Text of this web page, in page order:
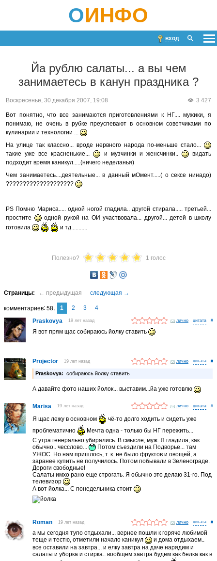
ОИНФО
вход
Йа рублю салаты... а вы чем
занимаетесь в канун праздника ?
3 427
Воскресенье, 30 декабря 2007, 19:08
Вот понятно, что все занимаются приготовлениями к НГ.... мужики, я
понимаю, не очень в рубке преуспевают в основном советчиками по
кулинарии и технологии ...
На улице так классно... вроде нервного народа по-меньше стало...
такие уже все красненькие...
и музчинки и женсчинки..
видать
подходит время каникул.....(ничего неделанья)
Чем занимаетесь....деятельные... в данный мОмент.....( о сексе нинадо)
????????????????????
PS Помню Мариса..... одной ногой гладила.. другой стирала..... третьей...
простите
одной рукой на ОИ участвовала... другой... детей в школу
готовила
и тд...........
Полезно? 1 голос
комментариев 58 1 2 3
4
Praskovya
19 лет назад лично #
Я вот прям щас собираюсь йолку ставить
Projector 19 лет назад лично #
Praskovya: собираюсь йолку ставить
А давайте фото наших йолок... выставим...йа уже готовлю
Marisa 19 лет назад лично #
Я щас лежу в основном
чё-то долго ходить и сидеть уже
проблематично
Мечта одна - только бы НГ пережить...
С утра генерально убирались. В смысле, муж. Я гладила, как
обычно.. чесслово...
Потом съездили на Подворье... там
УЖОС. Но нам пришлось, т. к. не было фруктов и овощей, а
заранее купить не получилось. Потом побывали в Зеленограде.
Дороги свободные!
Салаты имхо рано еще строгать. Я обычно это делаю 31-го. Под
телевизор
А вот йолка... С понедельника стоит
Roman 19 лет назад лично #
а мы сегодня тупо отдыхали... вернее пошли к горяче любимой
теще и тестю, отметили начало каникул
и дома отдыхаем..
все оставили на завтра... и елку завтра на даче нарядим и
салаты и уборка и стирка.. вообщем завтра будем как белка как в